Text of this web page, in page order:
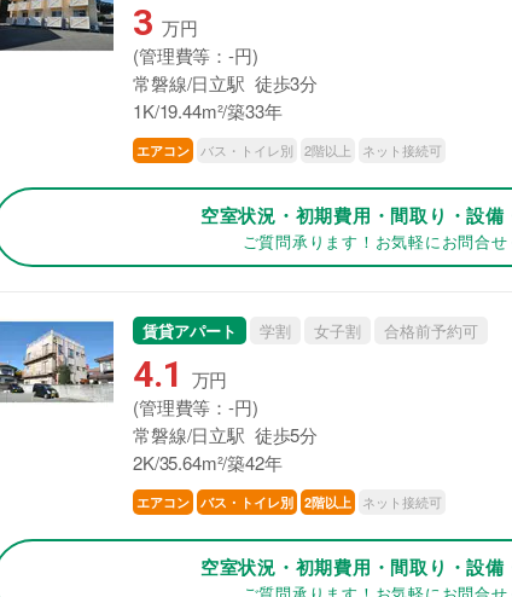
3 万円
(管理費等：-円)
常磐線/日立駅 徒歩3分
1K/19.44m²/築33年
エアコン バス・トイレ別 2階以上 ネット接続可
空室状況・初期費用・間取り・設備
ご質問承ります！お気軽にお問合せ
賃貸アパート 学割 女子割 合格前予約可
4.1 万円
(管理費等：-円)
常磐線/日立駅 徒歩5分
2K/35.64m²/築42年
エアコン バス・トイレ別 2階以上 ネット接続可
空室状況・初期費用・間取り・設備